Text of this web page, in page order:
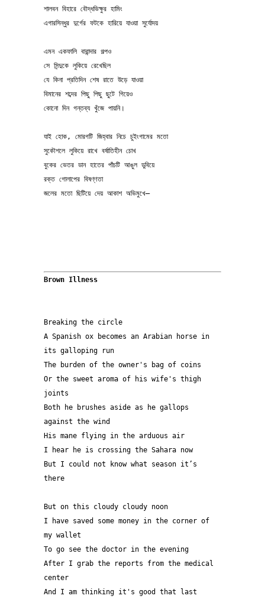
শালবন বিহারে বৌদ্ধভিক্ষুর হামিং
এগারসিন্ধুর দুর্গের ফটকে হারিয়ে যাওয়া সুর্যোদয়
এমন একফালি বারান্দার গল্পও
সে সিন্দুকে লুকিয়ে রেখেছিল
যে কিনা প্রতিদিন শেষ রাতে উড়ে যাওয়া
বিমানের শব্দের পিছু পিছু ছুটে গিয়েও
কোনো দিন গন্তব্য খুঁজে পায়নি।
যাই হোক, মোরগটি জিহ্বার নিচে চুইংগামের মতো
সুকৌশলে লুকিয়ে রাখে বর্ষাতিহীন চোখ
বুকের ভেতর ডান হাতের পাঁচটি আঙুল ডুবিয়ে
রক্ত গোলাপের বিষণ্ণতা
জলের মতো ছিটিয়ে দেয় আকাশ অভিমুখে—
Brown Illness
Breaking the circle
A Spanish ox becomes an Arabian horse in
its galloping run
The burden of the owner's bag of coins
Or the sweet aroma of his wife's thigh
joints
Both he brushes aside as he gallops
against the wind
His mane flying in the arduous air
I hear he is crossing the Sahara now
But I could not know what season it’s
there
But on this cloudy cloudy noon
I have saved some money in the corner of
my wallet
To go see the doctor in the evening
After I grab the reports from the medical
center
And I am thinking it's good that last